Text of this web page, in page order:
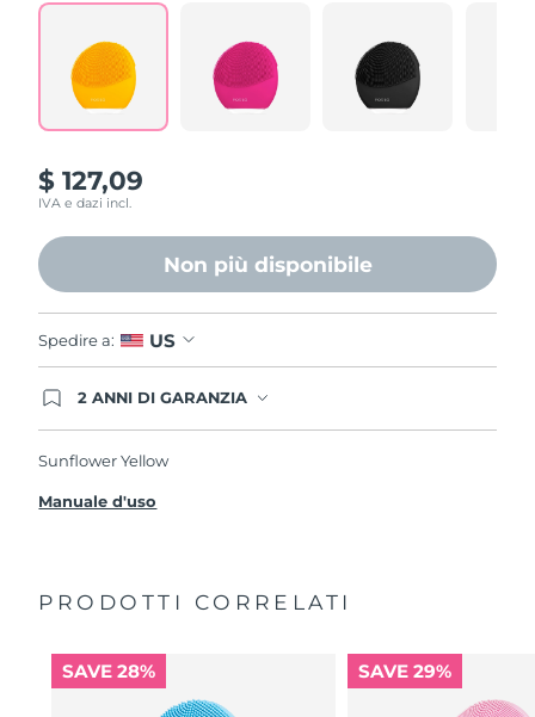
Read
Reviews.
Same
page
$ 127,09
IVA e dazi incl.
Non più disponibile
Spedire a: US
2 ANNI DI GARANZIA
che, in caso di difetti nei primi 2 anni dalla data di
gratuitamente.
Sunflower Yellow
Manuale d'uso
PRODOTTI CORRELATI
SAVE 28% SAVE 29%